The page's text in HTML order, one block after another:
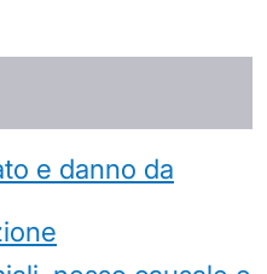
e danno da